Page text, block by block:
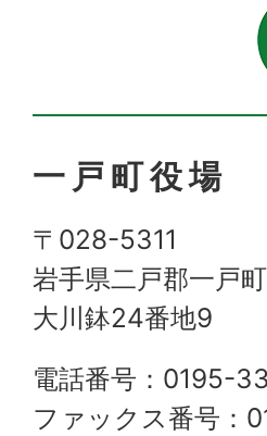
一戸町役場
〒028-5311
岩手県二戸郡一戸
大川鉢24番地9
電話番号：0195-
ファックス番号：